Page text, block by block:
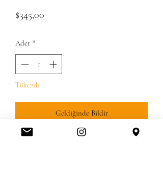
$345,00
Adet *
Tükendi
Geldiğinde Bildir